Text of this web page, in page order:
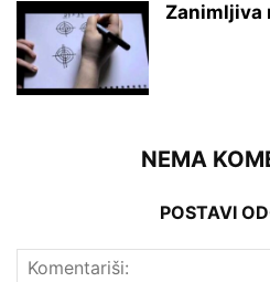
Zanimljiva
NEMA
POSTAVI